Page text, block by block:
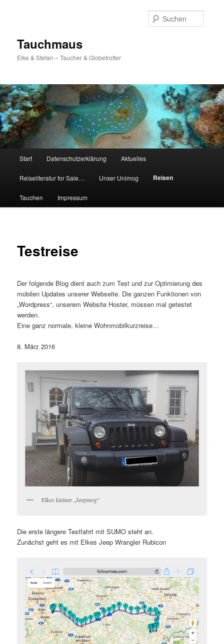
Tauchmaus
Elke & Stefan – Taucher & Globetrotter
Start Datenschutzerklärung Aktuelles
Reiseliteratur for Sale… Unser Unimog Reisen
Tauchen Impressum
Testreise
Der folgende Blog dient auch zum Test und zur Optimierung des
mobilen Updates unserer Webseite. Die ganzen Funktionen von
„Wordpress“, unserem Website Hoster, müssen mal getestet
werden.
Eine ganz normale, kleine Wohnmobilkurzreise…
8. März 2016
Elkes kleiner „Jeepmog“
Die erste längere Testfahrt mit SUMO steht an.
Zunächst geht es mit Elkes Jeep Wrangler Rubicon